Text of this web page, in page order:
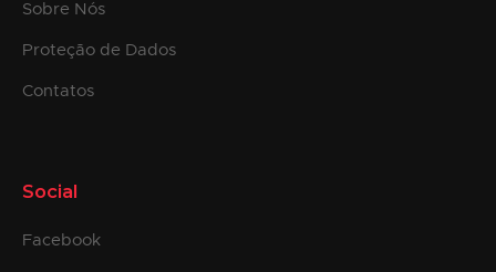
Sobre Nós
Proteção de Dados
Contatos
Social
Facebook